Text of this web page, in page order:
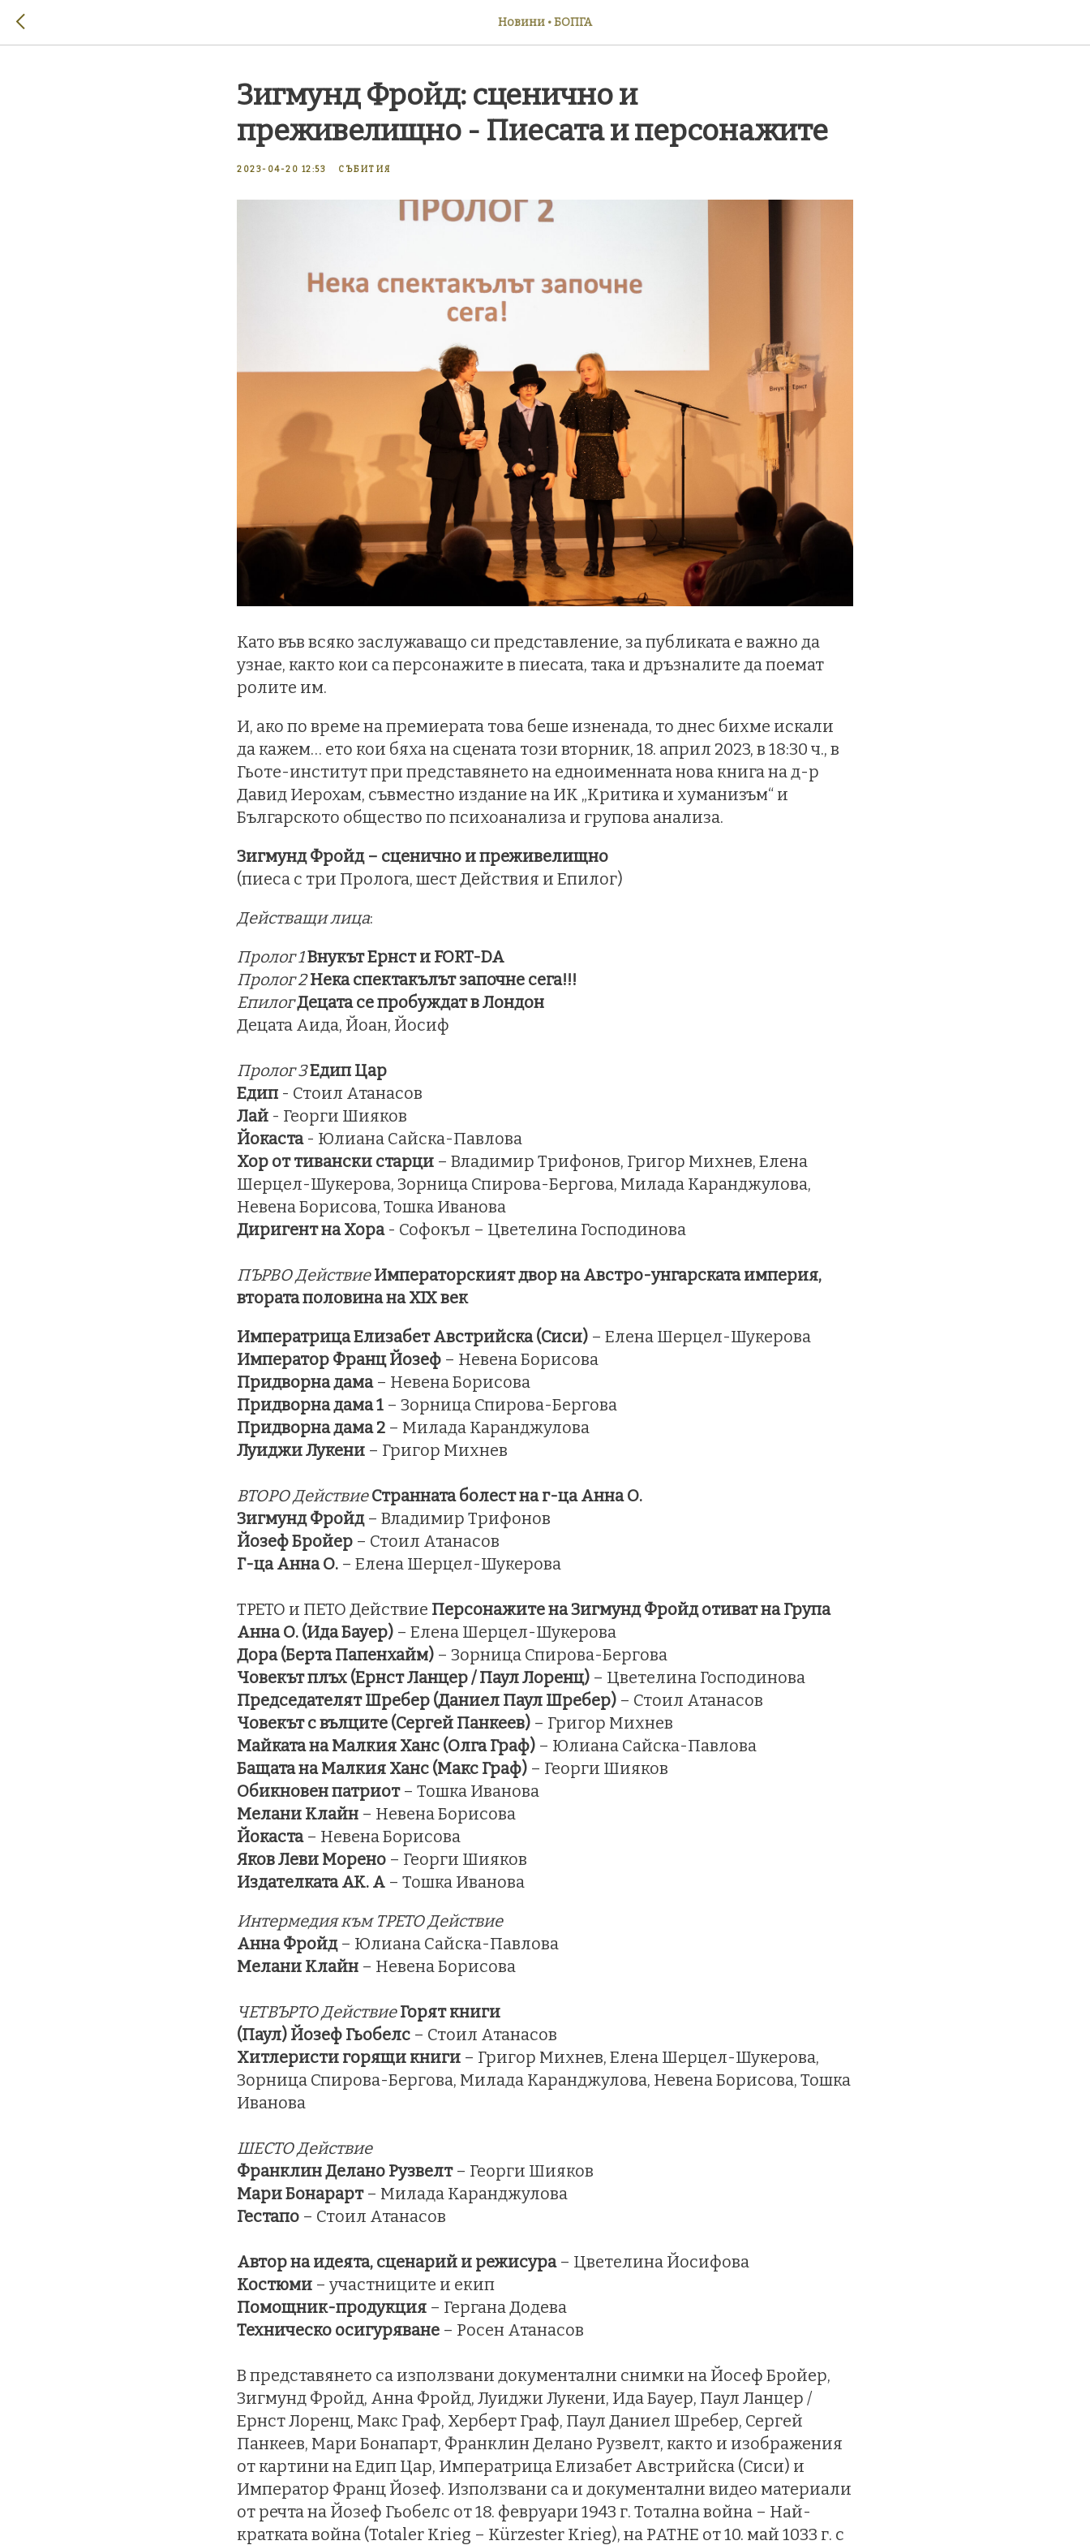
Новини • БОПГА
Зигмунд Фройд: сценично и
преживелищно - Пиесата и персонажите
2023-04-20 12:53 СЪБИТИЯ
Като във всяко заслужаващо си представление, за публиката е важно да
узнае, както кои са персонажите в пиесата, така и дръзналите да поемат
ролите им.
И, ако по време на премиерата това беше изненада, то днес бихме искали
да кажем… ето кои бяха на сцената този вторник, 18. април 2023, в 18:30 ч., в
Гьоте-институт при представянето на едноименната нова книга на д-р
Давид Иерохам, съвместно издание на ИК „Критика и хуманизъм“ и
Българското общество по психоанализа и групова анализа.
Зигмунд Фройд – сценично и преживелищно
(пиеса с три Пролога, шест Действия и Епилог)
Действащи лица:
Пролог 1Внукът Ернст и FORT-DA
Пролог 2 Нека спектакълът започне сега!!!
ЕпилогДецата се пробуждат в Лондон
Децата Аида, Йоан, Йосиф
Пролог 3Едип Цар
Едип - Стоил Атанасов
Лай - Георги Шияков
Йокаста - Юлиана Сайска-Павлова
Хор от тивански старци – Владимир Трифонов, Григор Михнев, Елена
Шерцел-Шукерова, Зорница Спирова-Бергова, Милада Каранджулова,
Невена Борисова, Тошка Иванова
Диригент на Хора- Софокъл – Цветелина Господинова
ПЪРВО ДействиеИмператорският двор на Австро-унгарската империя,
втората половина на XIX век
Императрица Елизабет Австрийска (Сиси) – Елена Шерцел-Шукерова
Император Франц Йозеф – Невена Борисова
Придворна дама– Невена Борисова
Придворна дама 1 – Зорница Спирова-Бергова
Придворна дама 2 – Милада Каранджулова
Луиджи Лукени – Григор Михнев
ВТОРО Действие Странната болест на г-ца Анна О.
Зигмунд Фройд– Владимир Трифонов
Йозеф Бройер – Стоил Атанасов
Г-ца Анна О. – Елена Шерцел-Шукерова
ТРЕТО и ПЕТО Действие Персонажите на Зигмунд Фройд отиват на Група
Анна О. (Ида Бауер) – Елена Шерцел-Шукерова
Дора (Берта Папенхайм) – Зорница Спирова-Бергова
Човекът плъх (Ернст Ланцер / Паул Лоренц) – Цветелина Господинова
Председателят Шребер (Даниел Паул Шребер) – Стоил Атанасов
Човекът с вълците (Сергей Панкеев) – Григор Михнев
Майката на Малкия Ханс (Олга Граф) – Юлиана Сайска-Павлова
Бащата на Малкия Ханс (Макс Граф) – Георги Шияков
Обикновен патриот– Тошка Иванова
Мелани Клайн – Невена Борисова
Йокаста– Невена Борисова
Яков Леви Морено – Георги Шияков
Издателката АК. А – Тошка Иванова
Интермедия към ТРЕТО Действие
Анна Фройд– Юлиана Сайска-Павлова
Мелани Клайн – Невена Борисова
ЧЕТВЪРТО Действие Горят книги
(Паул) Йозеф Гьобелс – Стоил Атанасов
Хитлеристи горящи книги – Григор Михнев, Елена Шерцел-Шукерова,
Зорница Спирова-Бергова, Милада Каранджулова, Невена Борисова, Тошка
Иванова
ШЕСТО Действие
Франклин Делано Рузвелт– Георги Шияков
Мари Бонарарт– Милада Каранджулова
Гестапо – Стоил Атанасов
Автор на идеята, сценарий и режисура– Цветелина Йосифова
Костюми – участниците и екип
Помощник-продукция – Гергана Додева
Техническо осигуряване – Росен Атанасов
В представянето са използвани документални снимки на Йосеф Бройер,
Зигмунд Фройд, Анна Фройд, Луиджи Лукени, Ида Бауер, Паул Ланцер /
Ернст Лоренц, Макс Граф, Херберт Граф, Паул Даниел Шребер, Сергей
Панкеев, Мари Бонапарт, Франклин Делано Рузвелт, както и изображения
от картини на Едип Цар, Императрица Елизабет Австрийска (Сиси) и
Император Франц Йозеф. Използвани са и документални видео материали
от речта на Йозеф Гьобелс от 18. февруари 1943 г. Тотална война – Най-
кратката война (Totaler Krieg – Kürzester Krieg), на PATHE от 10. май 1033 г. с